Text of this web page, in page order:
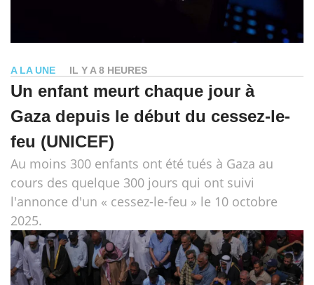
A LA UNE IL Y A 8 HEURES
Un enfant meurt chaque jour à
Gaza depuis le début du cessez-le-
feu (UNICEF)
Au moins 300 enfants ont été tués à Gaza au
cours des quelque 300 jours qui ont suivi
l'annonce d'un « cessez-le-feu » le 10 octobre
2025.